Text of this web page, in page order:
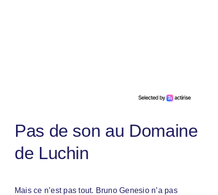
Pas de son au Domaine
de Luchin
Mais ce n’est pas tout. Bruno Genesio n’a pas